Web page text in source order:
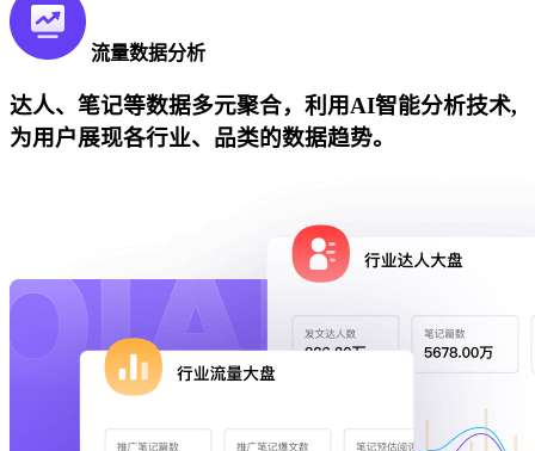
流量数据分析
达人、笔记等数据多元聚合，利用AI智能分析技术,
为用户展现各行业、品类的数据趋势。